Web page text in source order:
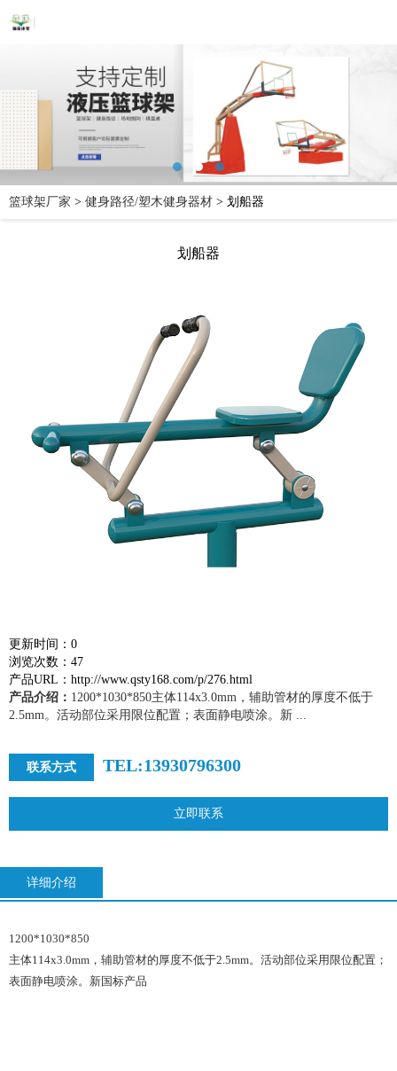
篮球架厂家 > 健身路径/塑木健身器材 > 划船器
划船器
更新时间：0
浏览次数：47
产品URL：http://www.qsty168.com/p/276.html
产品介绍： 1200*1030*850主体114x3.0mm，辅助管材的厚度不低于
2.5mm。活动部位采用限位配置；表面静电喷涂。新 ...
联系方式 TEL:13930796300
立即联系
详细介绍
1200*1030*850
主体114x3.0mm，辅助管材的厚度不低于2.5mm。活动部位采用限位配置；
表面静电喷涂。新国标产品